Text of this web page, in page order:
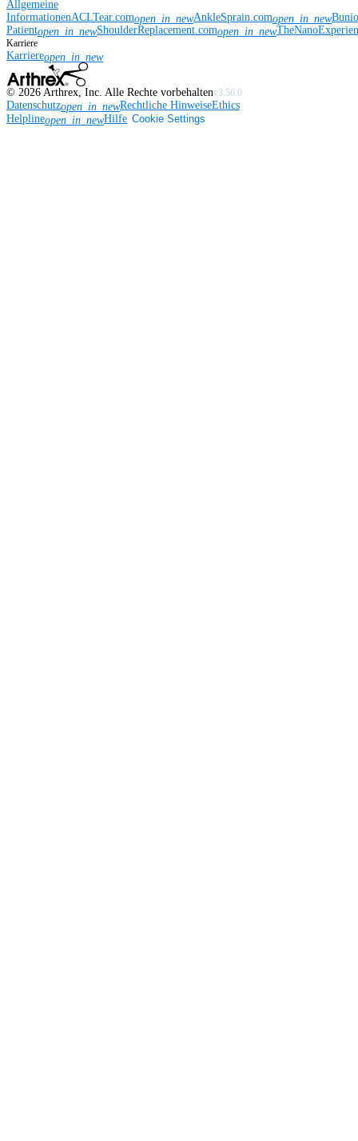
Allgemeine
InformationenACLTear.comopen_in_newAnkleSprain.comopen_in_new
Patientopen_in_newShoulderReplacement.comopen_in_new
Karriere
Karriereopen_in_new
© 2026 Arthrex, Inc. Alle Rechte vorbehaltenv3.56.0
Datenschutzopen_in_newRechtliche HinweiseEthics
Helplineopen_in_newHilfe Cookie Settings